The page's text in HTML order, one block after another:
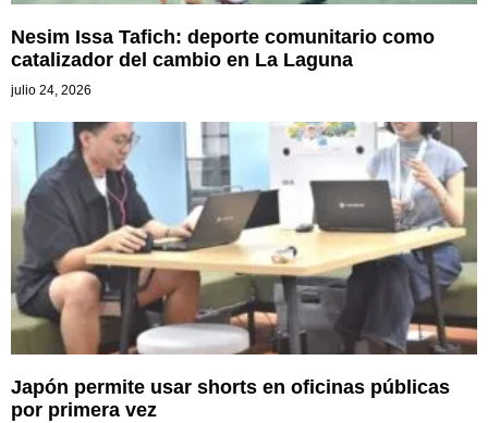
Nesim Issa Tafich: deporte comunitario como
catalizador del cambio en La Laguna
julio 24, 2026
Japón permite usar shorts en oficinas públicas
por primera vez